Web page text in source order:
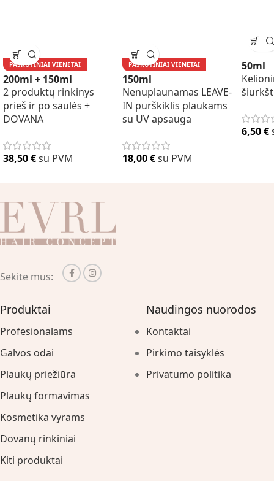
PASKUTINIAI VIENETAI
200ml + 150ml
2 produktų rinkinys
prieš ir po saulės +
DOVANA
38,50€su PVM
PASKUTINIAI VIENETAI
150ml
Nenuplaunamas LEAVE-
IN purškiklis plaukams
su UV apsauga
18,00€su PVM
50ml
6,50€
Sekite mus:
Produktai
Profesionalams
Galvos odai
Plaukų priežiūra
Plaukų formavimas
Kosmetika vyrams
Dovanų rinkiniai
Kiti produktai
Naudingos nuorodos
Kontaktai
Pirkimo taisyklės
Privatumo politika